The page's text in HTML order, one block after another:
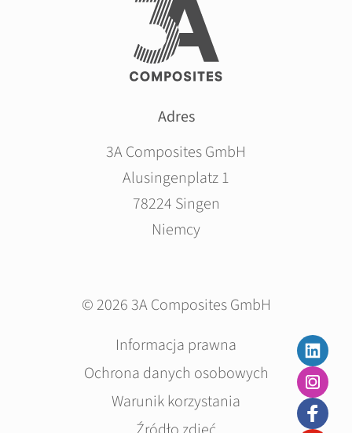
Adres
3A Composites GmbH
Alusingenplatz 1
78224 Singen
Niemcy
© 2026 3A Composites GmbH
nawigacje
Informacja prawna
Ochrona danych osobowych
Warunik korzystania